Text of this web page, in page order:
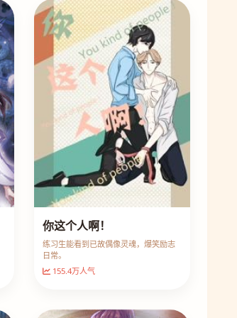
你这个人啊！
练习生能看到已故偶像灵魂，爆笑励志
日常。
155.4万人气